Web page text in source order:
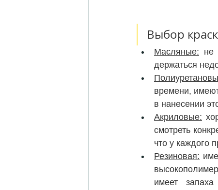
Выбор
Масляные: не
держаться
времени,
в нанесении
Акриловые:
смотреть
что у каждого
Резиновая:
имеет